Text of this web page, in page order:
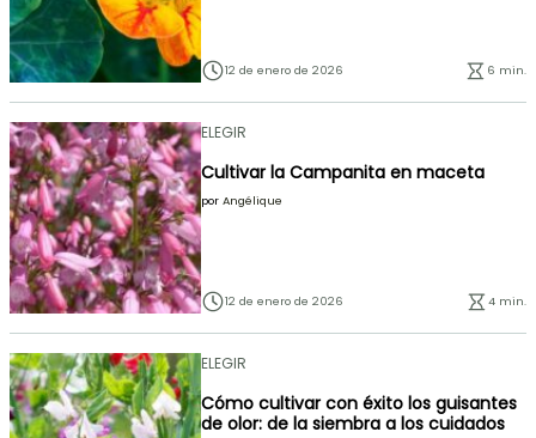
12 de enero de 2026 6 min.
ELEGIR
Cultivar la Campanita en maceta
por Angélique
12 de enero de 2026 4 min.
ELEGIR
Cómo cultivar con éxito los guisantes
de olor: de la siembra a los cuidados